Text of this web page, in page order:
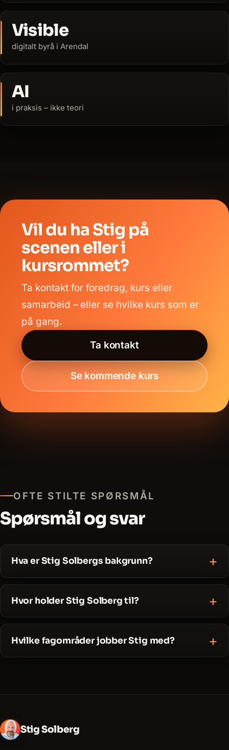
Visible
digitalt byrå i Arendal
AI
i praksis – ikke teori
Vil du ha Stig på
scenen eller i
kursrommet?
Ta kontakt for foredrag, kurs eller
samarbeid – eller se hvilke kurs som er
på gang.
Ta kontakt
Se kommende kurs
OFTE STILTE SPØRSMÅL
Spørsmål og svar
Hva er Stig Solbergs bakgrunn?
Hvor holder Stig Solberg til?
Hvilke fagområder jobber Stig med?
Stig Solberg